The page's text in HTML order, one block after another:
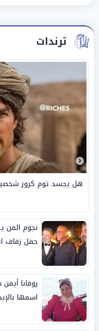
ترندات
هل يجسد توم كروز
نجوم
حفل زفاف
روفانا
اسمها